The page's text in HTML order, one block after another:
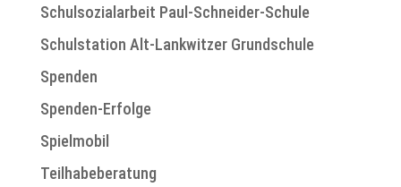
Schulsozialarbeit Paul-Schneider-Schule
Schulstation Alt-Lankwitzer Grundschule
Spenden
Spenden-Erfolge
Spielmobil
Teilhabeberatung